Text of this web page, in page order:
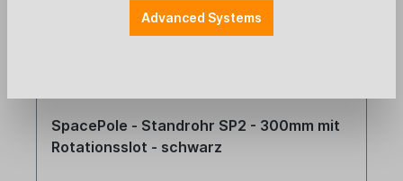
SpacePole - Standrohr SP2 - 300mm mit
Rotationsslot - schwarz
Advanced Systems